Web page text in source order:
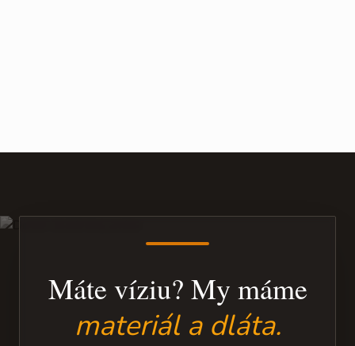
Máte víziu? My máme
materiál a dláta.